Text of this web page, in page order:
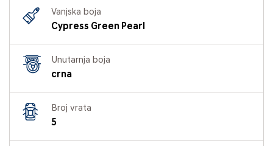
Vanjska boja
Cypress Green Pearl
Unutarnja boja
crna
Broj vrata
5